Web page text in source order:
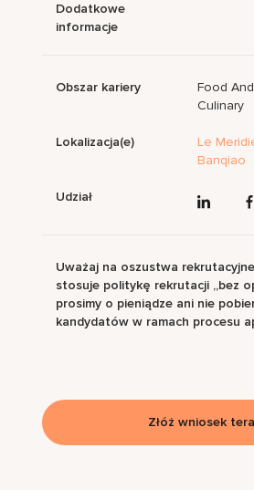
Dodatkowe
informacje
Obszar kariery
Food
Culinary
Lokalizacja(e)
Le
Banqiao
Udział
Uważaj na oszustwa
stosuje politykę rekrutacji „bez
prosimy o pieniądze ani nie
kandydatów w ramach procesu
Złóż wniosek